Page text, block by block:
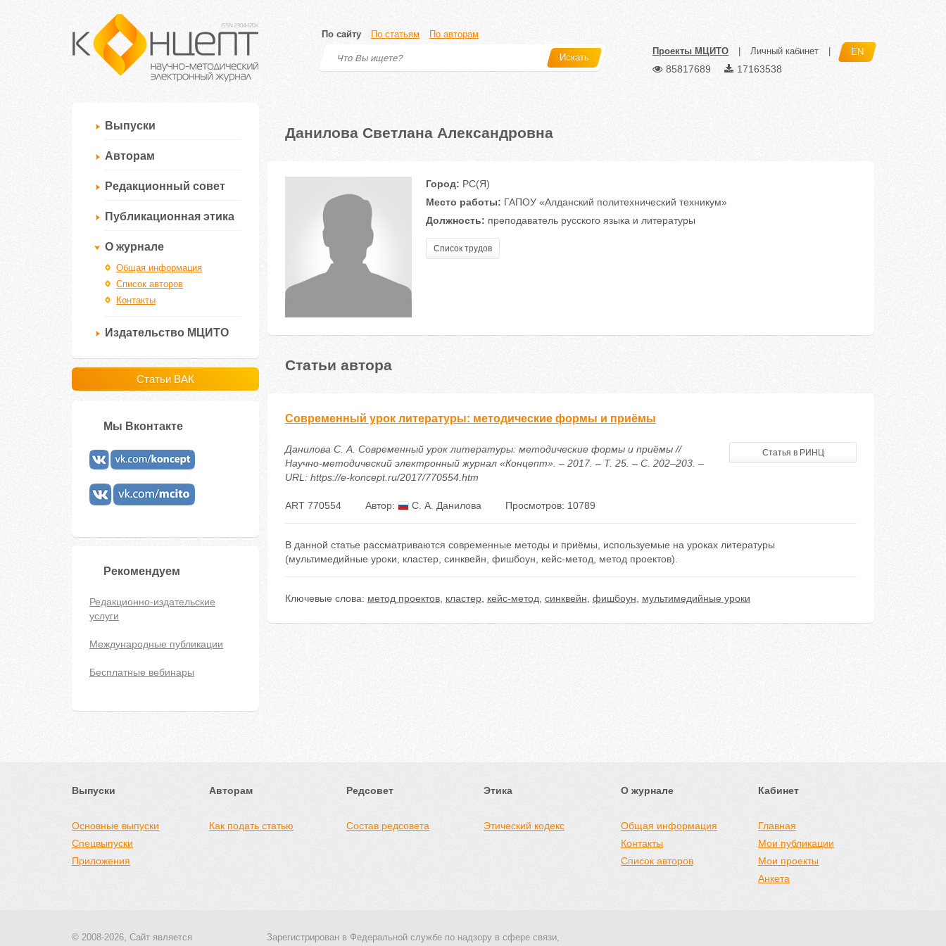
По сайту По статьям По авторам
Искать
Проекты МЦИТО Личный кабинет EN
85817689 17163538
Выпуски
Авторам
Редакционный совет
Публикационная этика
О журнале
Общая информация
Список авторов
Контакты
Издательство МЦИТО
Статьи ВАК
Мы Вконтакте
Рекомендуем
Редакционно-издательские
услуги
Международные публикации
Бесплатные вебинары
Данилова Светлана Александровна
Город: РС(Я)
Место работы: ГАПОУ «Алданский политехнический техникум»
Должность: преподаватель русского языка и литературы
Список трудов
Статьи автора
Современный урок литературы: методические формы и приёмы
Данилова С. А. Современный урок литературы: методические формы и приёмы //
Научно-методический электронный журнал «Концепт». – 2017. – Т. 25. – С. 202–203. –
URL: https://e-koncept.ru/2017/770554.htm
Статья в РИНЦ
ART 770554 Автор: С. А. Данилова Просмотров: 10789
В данной статье рассматриваются современные методы и приёмы, используемые на уроках литературы
(мультимедийные уроки, кластер, синквейн, фишбоун, кейс-метод, метод проектов).
Ключевые слова: метод проектов, кластер, кейс-метод синквейн фишбоун мультимедийные уроки
Выпуски
Основные выпуски
Спецвыпуски
Приложения
Авторам
Как подать статью
Редсовет
Состав редсовета
Этика
Этический кодекс
О журнале
Общая информация
Контакты
Список авторов
Кабинет
Главная
Мои публикации
Мои проекты
Анкета
© 2008-2026, Сайт является
Зарегистрирован в Федеральной службе по надзору в сфере связи,